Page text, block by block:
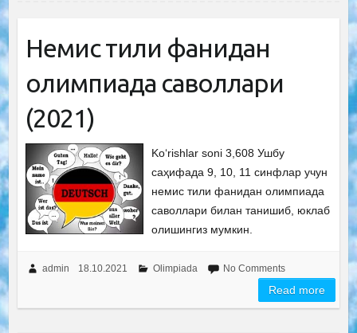
Немис тили фанидан
олимпиада саволлари
(2021)
Ko‘rishlar soni 3,608 Ушбу
саҳифада 9, 10, 11 синфлар учун
немис тили фанидан олимпиада
саволлари билан танишиб, юклаб
олишингиз мумкин.
admin 18.10.2021 Olimpiada No Comments
Read more